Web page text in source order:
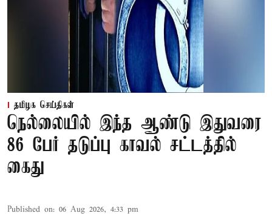
தமிழக செய்திகள்
நெல்லையில் இந்த ஆண்டு இதுவரை
86 பேர் தடுப்பு காவல் சட்டத்தில்
கைது
Published on: 06 Aug 2026, 4:33 pm